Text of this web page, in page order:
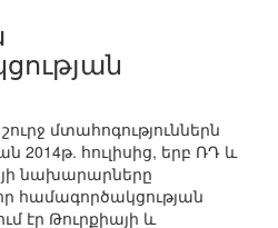
մտահոգություններն
հուլիսից, երբ ՌԴ և
նախարարները
համագործակցության
էր Թուրքիայի և